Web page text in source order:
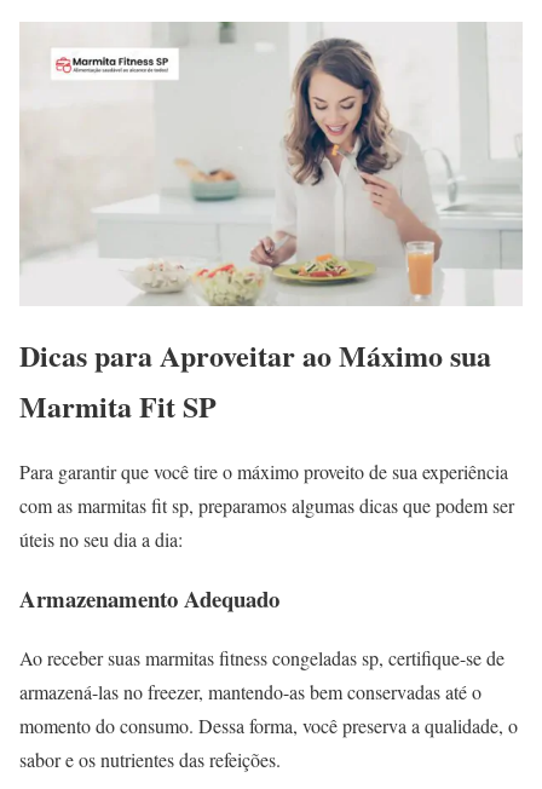
Dicas para Aproveitar ao Máximo sua
Marmita Fit SP
Para garantir que você tire o máximo proveito de sua experiência
com as marmitas fit sp, preparamos algumas dicas que podem ser
úteis no seu dia a dia:
Armazenamento Adequado
Ao receber suas marmitas fitness congeladas sp, certifique-se de
armazená-las no freezer, mantendo-as bem conservadas até o
momento do consumo. Dessa forma, você preserva a qualidade, o
sabor e os nutrientes das refeições.